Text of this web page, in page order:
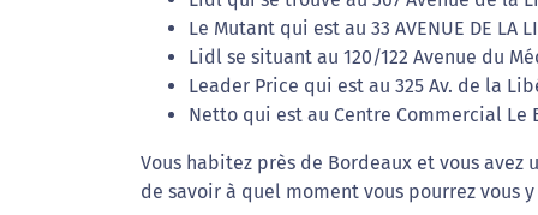
Le Mutant qui est au 33 AVENUE DE LA
Lidl se situant au 120/122 Avenue du
Leader Price qui est au 325 Av. de la
Netto qui est au Centre Commercial Le
Vous habitez près de Bordeaux et vous
de savoir à quel moment vous pourrez vous